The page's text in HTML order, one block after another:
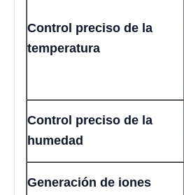
Control preciso de la
temperatura
Control preciso de la
humedad
Generación de iones